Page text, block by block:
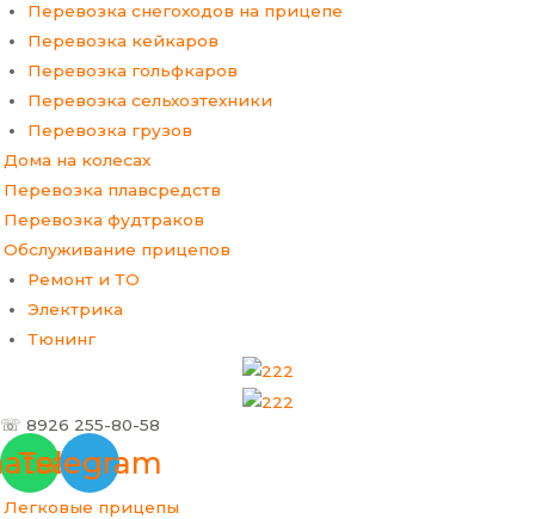
Перевозка снегоходов на прицепе
Перевозка кейкаров
Перевозка гольфкаров
Перевозка сельхозтехники
Перевозка грузов
Дома на колесах
Перевозка плавсредств
Перевозка фудтраков
Обслуживание прицепов
Ремонт и ТО
Электрика
Тюнинг
☏ 8926 255-80-58
Telegram
Легковые прицепы